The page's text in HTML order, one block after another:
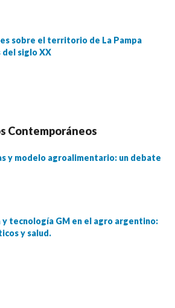
sobre el territorio de La Pampa
del siglo XX
Contemporáneos
y modelo agroalimentario: un debate
tecnología GM en el agro argentino:
y salud.